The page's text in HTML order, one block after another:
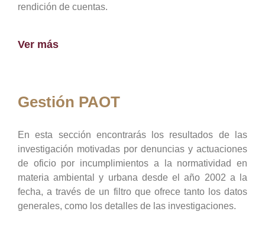
rendición de cuentas.
Ver más
Gestión PAOT
En esta sección encontrarás los resultados de las
investigación motivadas por denuncias y actuaciones
de oficio por incumplimientos a la normatividad en
materia ambiental y urbana desde el año 2002 a la
fecha, a través de un filtro que ofrece tanto los datos
generales, como los detalles de las investigaciones.